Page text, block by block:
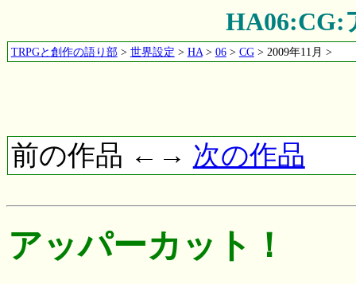
HA06:CG:
TRPGと創作の語り部> 世界設定 > HA> 06> CG> 2009年11月 >
前の作品 ←→ 次の作品
アッパーカット！